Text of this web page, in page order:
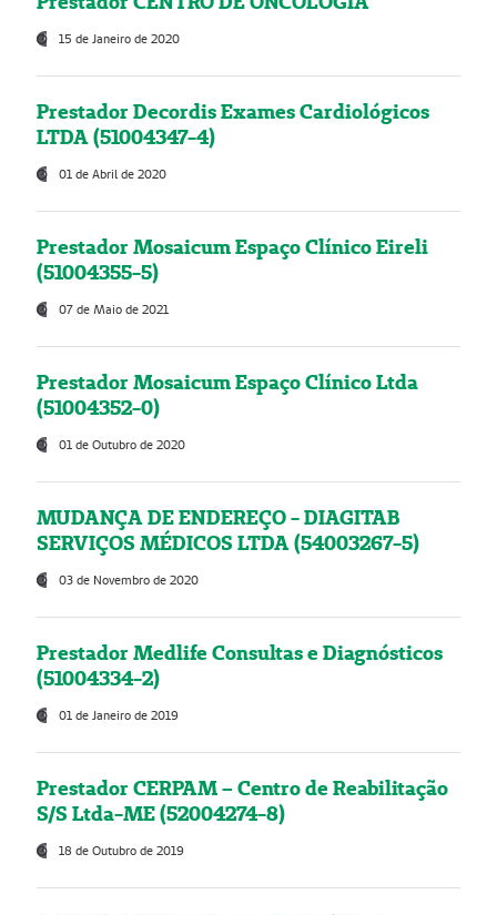
15 de Janeiro de 2020
Prestador Decordis Exames Cardiológicos
LTDA (51004347-4)
01 de Abril de 2020
Prestador Mosaicum Espaço Clínico Eireli
(51004355-5)
07 de Maio de 2021
Prestador Mosaicum Espaço Clínico Ltda
(51004352-0)
01 de Outubro de 2020
MUDANÇA DE ENDEREÇO - DIAGITAB
SERVIÇOS MÉDICOS LTDA (54003267-5)
03 de Novembro de 2020
Prestador Medlife Consultas e Diagnósticos
(51004334-2)
01 de Janeiro de 2019
Prestador CERPAM – Centro de Reabilitação
S/S Ltda-ME (52004274-8)
18 de Outubro de 2019